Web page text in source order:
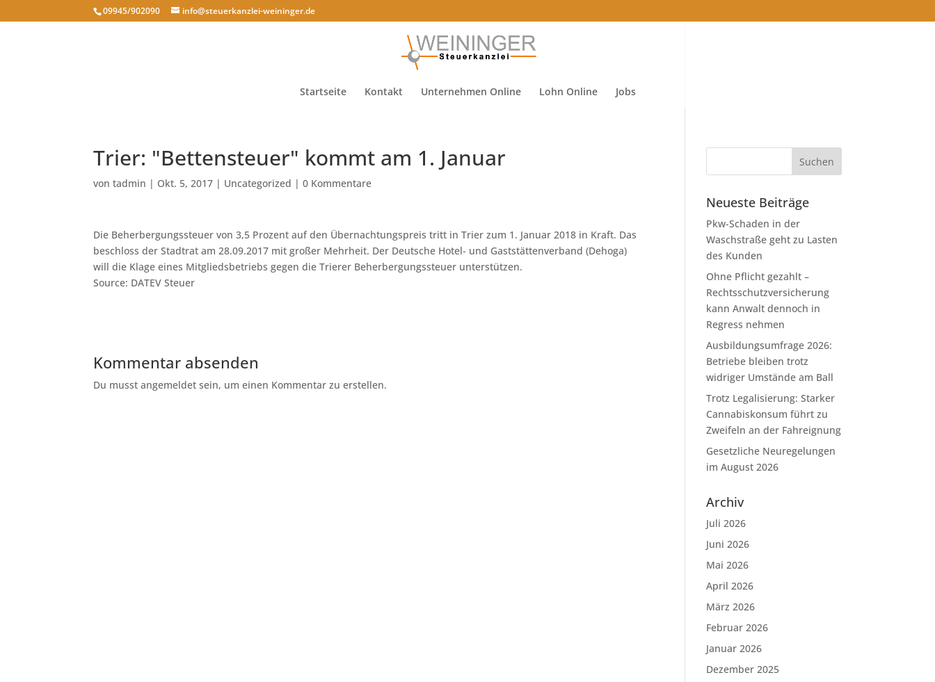
09945/902090 info@steuerkanzlei-weininger.de
Startseite Kontakt Unternehmen Online Lohn Online Jobs
Trier: "Bettensteuer" kommt am 1. Januar
vontadmin | Okt. 5, 2017 | Uncategorized |0 Kommentare
Die Beherbergungssteuer von 3,5 Prozent auf den Übernachtungspreis tritt in Trier zum 1. Januar 2018 in Kraft. Das
beschloss der Stadtrat am 28.09.2017 mit großer Mehrheit. Der Deutsche Hotel- und Gaststättenverband (Dehoga)
will die Klage eines Mitgliedsbetriebs gegen die Trierer Beherbergungssteuer unterstützen.
Source: DATEV Steuer
Kommentar absenden
Du musst angemeldet sein, um einen Kommentar zu erstellen.
Neueste Beiträge
Pkw-Schaden in der
Waschstraße geht zu Lasten
des Kunden
Ohne Pflicht gezahlt –
Rechtsschutzversicherung
kann Anwalt dennoch in
Regress nehmen
Ausbildungsumfrage 2026:
Betriebe bleiben trotz
widriger Umstände am Ball
Trotz Legalisierung: Starker
Cannabiskonsum führt zu
Zweifeln an der Fahreignung
Gesetzliche Neuregelungen
im August 2026
Archiv
Juli 2026
Juni 2026
Mai 2026
April 2026
März 2026
Februar 2026
Januar 2026
Dezember 2025